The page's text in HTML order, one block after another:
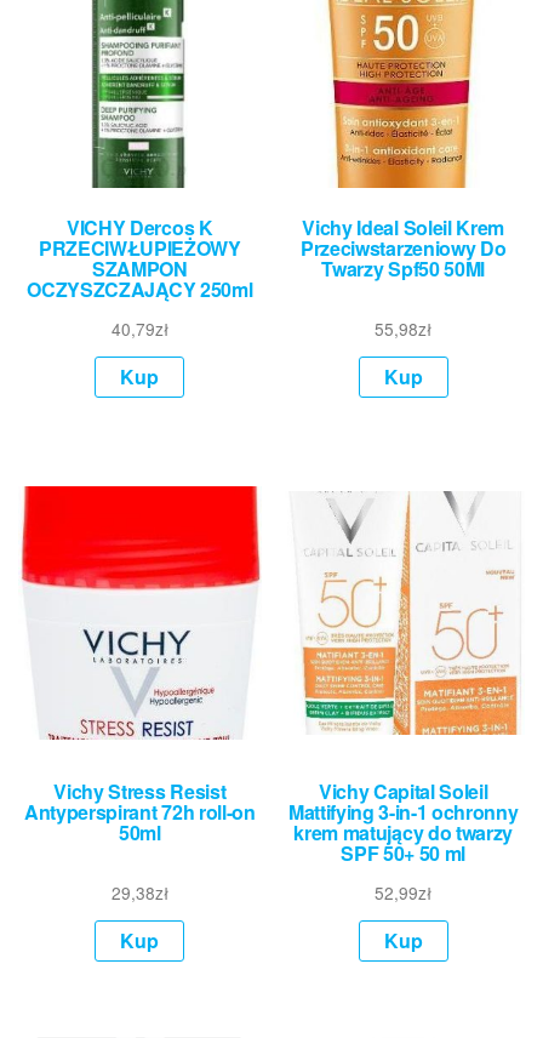
VICHY Dercos K
PRZECIWŁUPIEŻOWY
SZAMPON
OCZYSZCZAJĄCY 250ml
40,79zł
Kup
Vichy Ideal Soleil Krem
Przeciwstarzeniowy Do
Twarzy Spf50 50Ml
55,98zł
Kup
Vichy Stress Resist
Antyperspirant 72h roll-on
50ml
29,38zł
Kup
Vichy Capital Soleil
Mattifying 3-in-1 ochronny
krem matujący do twarzy
SPF 50+ 50 ml
52,99zł
Kup